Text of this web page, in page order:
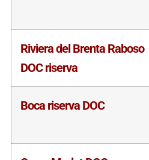
Riviera del Brenta Raboso
DOC riserva
Boca riserva DOC